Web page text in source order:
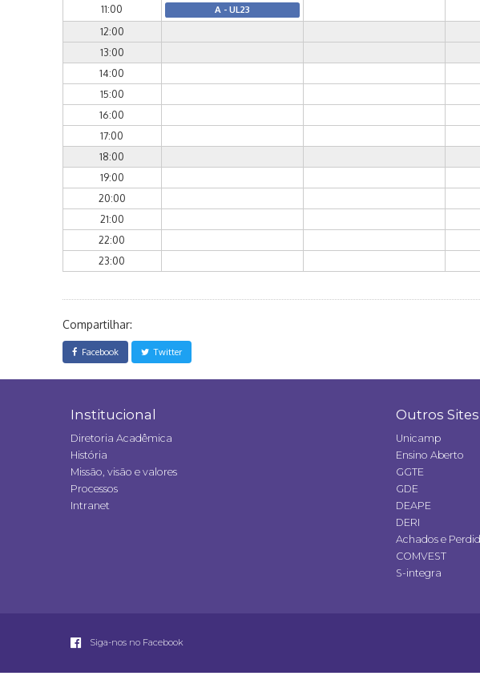
11:00
A - UL23
12:00
13:00
14:00
15:00
16:00
17:00
18:00
19:00
20:00
21:00
22:00
23:00
Compartilhar:
Facebook Twitter
Institucional
Diretoria Acadêmica
História
Missão, visão e valores
Processos
Intranet
Outros Sites
Unicamp
Ensino Aberto
GGTE
GDE
DEAPE
DERI
Achados e
COMVEST
S-integra
Siga-nos no Facebook